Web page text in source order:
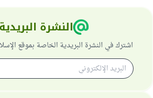
النشرة البريدية
اشترك في النشرة البريدية الخاصة بموقع